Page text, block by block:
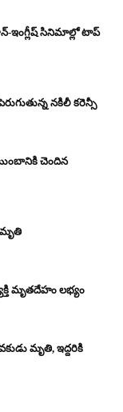
ఇంగ్లీష్ సినిమాల్లో టాప్
నకిలీ కరెన్సీ
చెందిన
మృతదేహం లభ్యం
మృతి, ఇద్దరికి